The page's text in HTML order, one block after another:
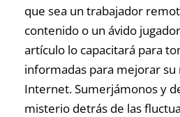
que sea un trabajador
contenido o un ávido
artículo lo capacitará para
informadas para mejorar
Internet. Sumerjámonos y
misterio detrás de las